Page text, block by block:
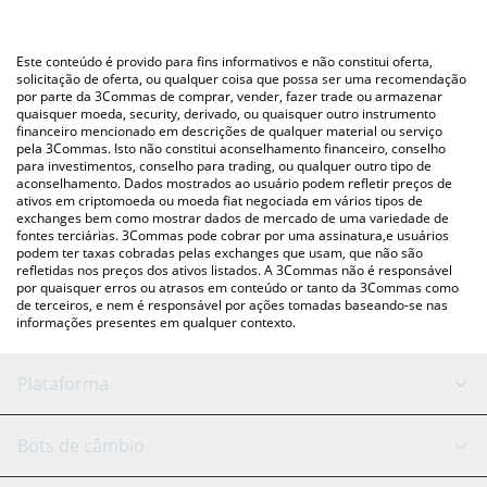
acima para verificar o último preço de Metropolis nas principais
moedas fiat e criptográficas.
Este conteúdo é provido para fins informativos e não constitui oferta,
solicitação de oferta, ou qualquer coisa que possa ser uma recomendação
por parte da 3Commas de comprar, vender, fazer trade ou armazenar
quaisquer moeda, security, derivado, ou quaisquer outro instrumento
financeiro mencionado em descrições de qualquer material ou serviço
pela 3Commas. Isto não constitui aconselhamento financeiro, conselho
para investimentos, conselho para trading, ou qualquer outro tipo de
aconselhamento. Dados mostrados ao usuário podem refletir preços de
ativos em criptomoeda ou moeda fiat negociada em vários tipos de
exchanges bem como mostrar dados de mercado de uma variedade de
fontes terciárias. 3Commas pode cobrar por uma assinatura,e usuários
podem ter taxas cobradas pelas exchanges que usam, que não são
refletidas nos preços dos ativos listados. A 3Commas não é responsável
por quaisquer erros ou atrasos em conteúdo or tanto da 3Commas como
de terceiros, e nem é responsável por ações tomadas baseando-se nas
informações presentes em qualquer contexto.
Plataforma
Bot GRID
Bots de câmbio